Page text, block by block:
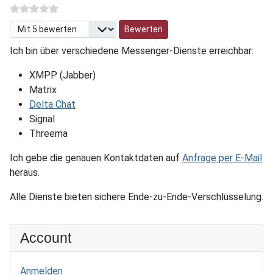
Bitte bewerten
Ich bin über verschiedene Messenger-Dienste erreichbar:
XMPP (Jabber)
Matrix
Delta Chat
Signal
Threema
Ich gebe die genauen Kontaktdaten auf Anfrage per E-Mail
heraus.
Alle Dienste bieten sichere Ende-zu-Ende-Verschlüsselung.
Account
Anmelden